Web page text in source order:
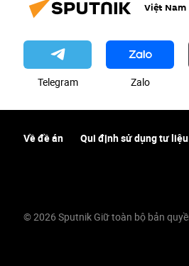
Việt Nam
Telegram Zalo
Về đề án Qui định sử dụng tư liệu
© 2026 Sputnik Giữ toàn bộ bản